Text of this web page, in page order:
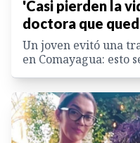
'Casi pierden la
doctora que
Un joven evitó una
en Comayagua: esto